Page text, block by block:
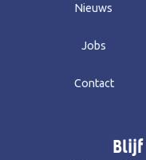
Nieuws
Jobs
Contact
Blijf